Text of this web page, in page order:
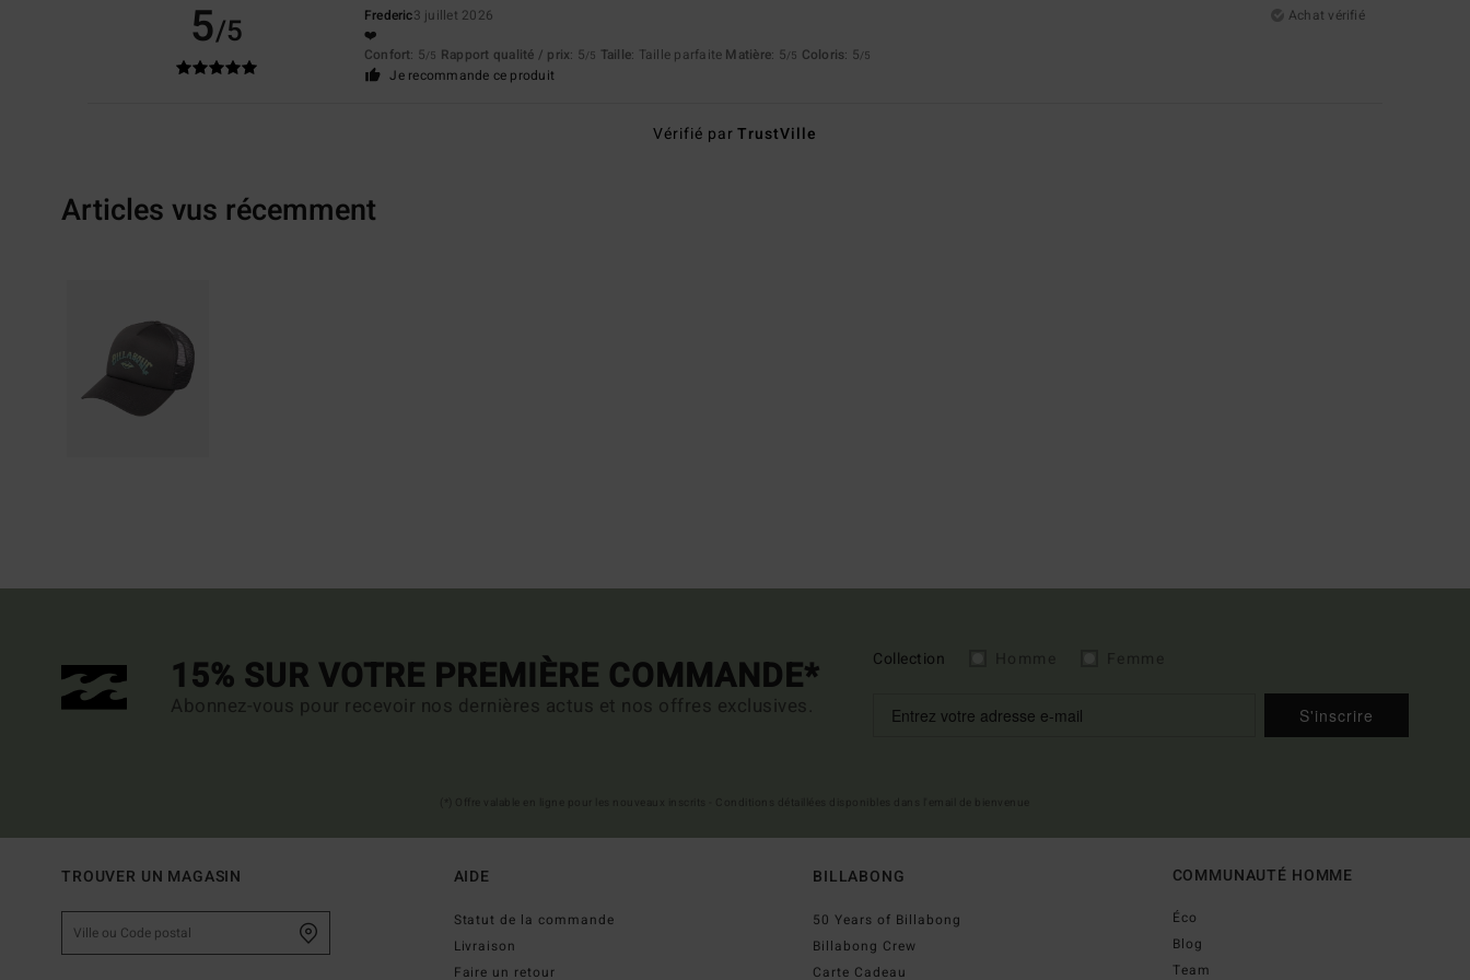
5/5 Frederic3 juillet 2026
Achat vérifié
❤️
Confort: 5/5 Rapport qualité / prix: 5/5 Taille: Taille parfaite Matière: 5/5 Coloris: 5/5
Je recommande ce produit
Vérifié parTrustVille
Articles vus récemment
15% SUR VOTRE PREMIÈRE COMMANDE*
Abonnez-vous pour recevoir nos dernières actus et nos offres exclusives.
Collection
S'inscrire
TROUVER UN MAGASIN AIDE
Statut de la commande
Livraison
Faire un retour
BILLABONG
50 Years of Billabong
Billabong Crew
Carte Cadeau
COMMUNAUTÉ HOMME
Éco
Blog
Team